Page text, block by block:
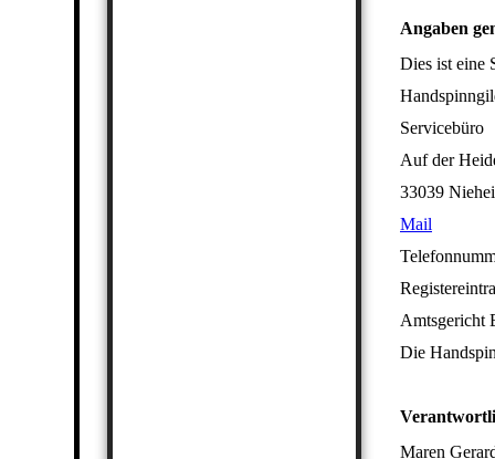
Angaben
Dies ist eine
Servicebüro
Auf der
33039
Mail
Amtsgericht
Die
Maren